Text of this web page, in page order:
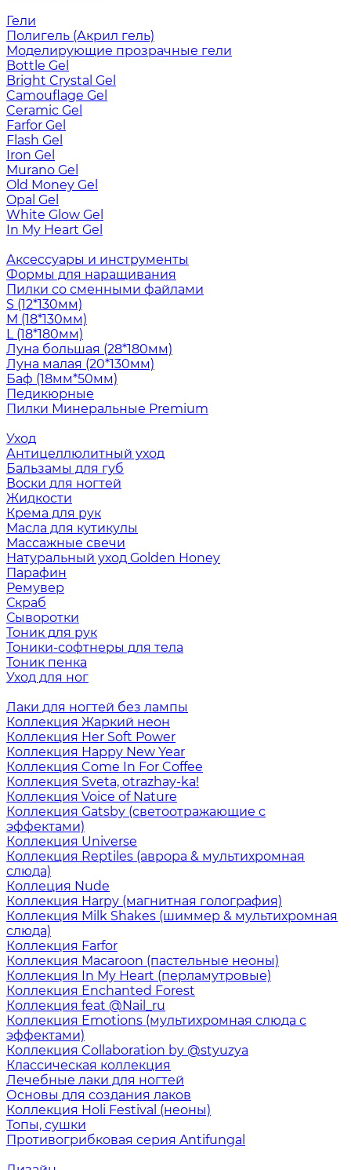
Гели
Полигель (Акрил гель)
Моделирующие прозрачные гели
Bottle Gel
Bright Crystal Gel
Camouflage Gel
Ceramic Gel
Farfor Gel
Flash Gel
Iron Gel
Murano Gel
Old Money Gel
Opal Gel
White Glow Gel
In My Heart Gel
Аксессуары и инструменты
Формы для наращивания
Пилки со сменными файлами
S (12*130мм)
M (18*130мм)
L (18*180мм)
Луна большая (28*180мм)
Луна малая (20*130мм)
Баф (18мм*50мм)
Педикюрные
Пилки Минеральные Premium
Уход
Антицеллюлитный уход
Бальзамы для губ
Воски для ногтей
Жидкости
Крема для рук
Масла для кутикулы
Массажные свечи
Натуральный уход Golden Honey
Парафин
Ремувер
Скраб
Сыворотки
Тоник для рук
Тоники-софтнеры для тела
Тоник пенка
Уход для ног
Лаки для ногтей без лампы
Коллекция Жаркий неон
Коллекция Her Soft Power
Коллекция Happy New Year
Коллекция Come In For Coffee
Коллекция Sveta, otrazhay-ka!
Коллекция Voice of Nature
Коллекция Gatsby (светоотражающие с
эффектами)
Коллекция Universe
Коллекция Reptiles (аврора & мультихромная
слюда)
Коллеция Nude
Коллекция Harpy (магнитная голография)
Коллекция Milk Shakes (шиммер & мультихромная
слюда)
Коллекция Farfor
Коллекция Macaroon (пастельные неоны)
Коллекция In My Heart (перламутровые)
Коллекция Enchanted Forest
Коллекция feat @Nail_ru
Коллекция Emotions (мультихромная слюда с
эффектами)
Коллекция Collaboration by @styuzya
Классическая коллекция
Лечебные лаки для ногтей
Основы для создания лаков
Коллекция Holi Festival (неоны)
Топы, сушки
Противогрибковая серия Antifungal